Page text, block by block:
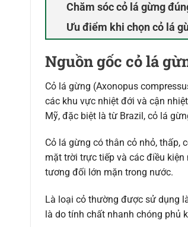
Chăm sóc cỏ lá gừng
Ưu điểm khi chọn cỏ lá
Nguồn gốc cỏ lá
Cỏ lá gừng (Axonopus
các khu vực nhiệt đới và cận
Mỹ, đặc biệt là từ Brazil, cỏ lá
Cỏ lá gừng có thân cỏ nhỏ, thấp,
mặt trời trực tiếp và các điều
tương đối lớn mặn trong nước.
Là loại cỏ thường được sử dụng
là do tính chất nhanh chóng